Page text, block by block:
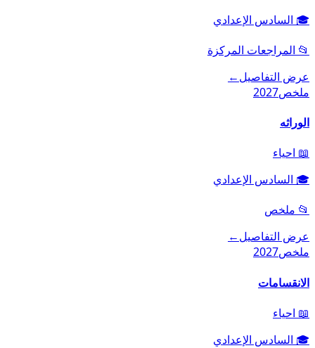
🎓 السادس الإعدادي
📂 المراجعات المركزة
عرض التفاصيل←
ملخص2027
الوراثه
📖 احياء
🎓 السادس الإعدادي
📂 ملخص
عرض التفاصيل←
ملخص2027
الانقسامات
📖 احياء
🎓 السادس الإعدادي